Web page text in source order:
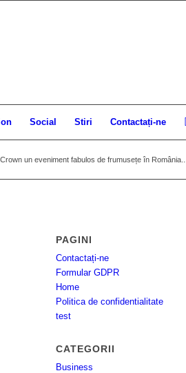
Social Stiri Contactați-ne
un eveniment fabulos de frumusețe în România....
PAGINI
Contactați-ne
Formular GDPR
Home
Politica de confidentialitate
test
CATEGORII
Business